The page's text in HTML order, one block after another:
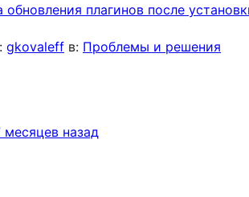
плагинов после
gkovaleff в: Проблемы и решения
месяцев назад